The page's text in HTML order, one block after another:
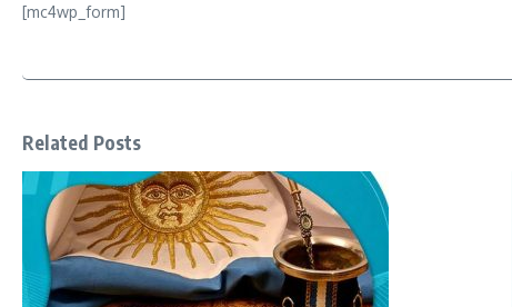
[mc4wp_form]
Related Posts